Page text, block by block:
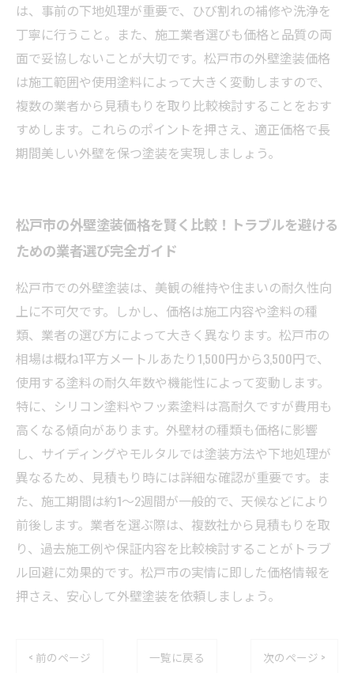
は、事前の下地処理が重要で、ひび割れの補修や洗浄を
丁寧に行うこと。また、施工業者選びも価格と品質の両
面で妥協しないことが大切です。松戸市の外壁塗装価格
は施工範囲や使用塗料によって大きく変動しますので、
複数の業者から見積もりを取り比較検討することをおす
すめします。これらのポイントを押さえ、適正価格で長
期間美しい外壁を保つ塗装を実現しましょう。
松戸市の外壁塗装価格を賢く比較！トラブルを避ける
ための業者選び完全ガイド
松戸市での外壁塗装は、美観の維持や住まいの耐久性向
上に不可欠です。しかし、価格は施工内容や塗料の種
類、業者の選び方によって大きく異なります。松戸市の
相場は概ね1平方メートルあたり1,500円から3,500円で、
使用する塗料の耐久年数や機能性によって変動します。
特に、シリコン塗料やフッ素塗料は高耐久ですが費用も
高くなる傾向があります。外壁材の種類も価格に影響
し、サイディングやモルタルでは塗装方法や下地処理が
異なるため、見積もり時には詳細な確認が重要です。ま
た、施工期間は約1～2週間が一般的で、天候などにより
前後します。業者を選ぶ際は、複数社から見積もりを取
り、過去施工例や保証内容を比較検討することがトラブ
ル回避に効果的です。松戸市の実情に即した価格情報を
押さえ、安心して外壁塗装を依頼しましょう。
< 前のページ 一覧に戻る 次のページ >